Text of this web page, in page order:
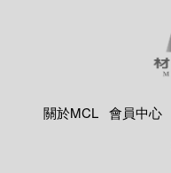
關於MCL 會員中心